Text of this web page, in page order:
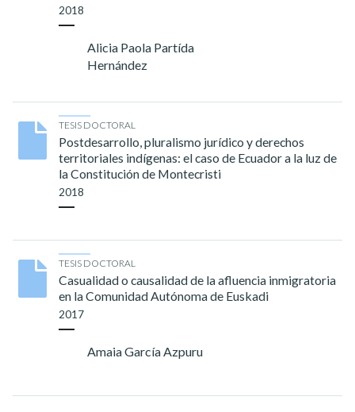
2018
Alicia Paola Partída
Hernández
TESIS DOCTORAL
Postdesarrollo, pluralismo jurídico y derechos
territoriales indígenas: el caso de Ecuador a la luz de
la Constitución de Montecristi
2018
TESIS DOCTORAL
Casualidad o causalidad de la afluencia inmigratoria
en la Comunidad Autónoma de Euskadi
2017
Amaia García Azpuru